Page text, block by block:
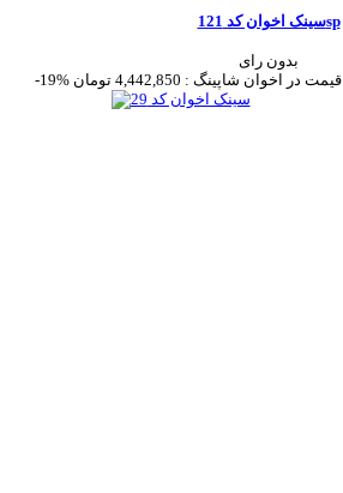
سینک اخوان کد 121sp
بدون رای
-19%
قیمت در اخوان شاپینگ : 4,442,850 تومان